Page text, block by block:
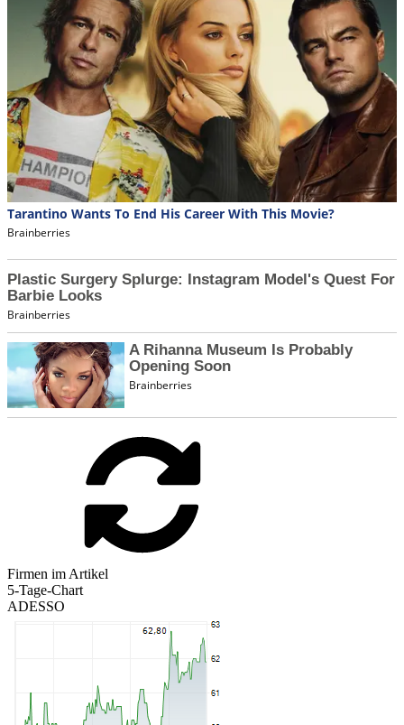
Firmen im Artikel
5-Tage-Chart
ADESSO